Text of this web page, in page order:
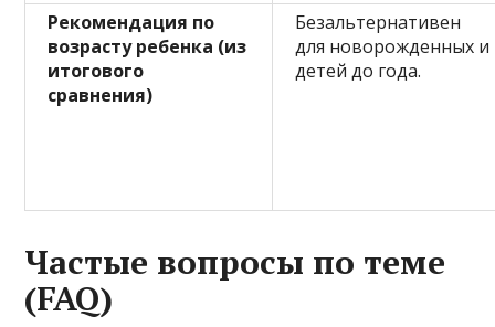
Рекомендация по
возрасту ребенка (из
итогового
сравнения)
Безальтернативен
для новорожденных и
детей до года.
Частые вопросы по теме
(FAQ)